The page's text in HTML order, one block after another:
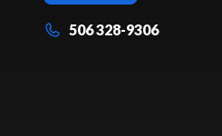
506 328-9306